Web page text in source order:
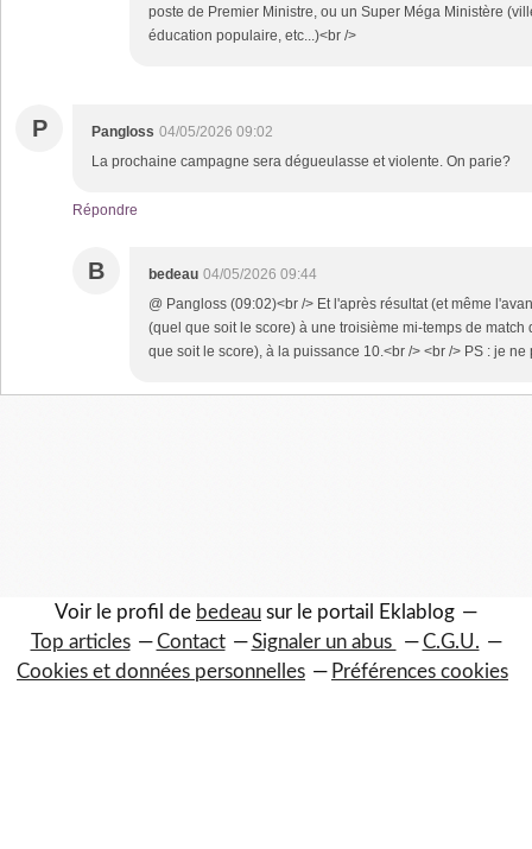
poste de Premier Ministre, ou un Super Méga Ministère
éducation populaire, etc...)<br />
P Pangloss 04/05/2026 09:02
La prochaine campagne sera dégueulasse et violente. On parie?
Répondre
B bedeau 04/05/2026 09:44
@ Pangloss (09:02)<br /> Et l'après résultat (et même
(quel que soit le score) à une troisième mi-temps de match
que soit le score), à la puissance 10.<br /> <br /> PS : je ne
Voir le profil de bedeau sur le portail Eklablog
Top articles
Contact Signaler un abus
C.G.U.
Cookies et données personnelles
Préférences cookies